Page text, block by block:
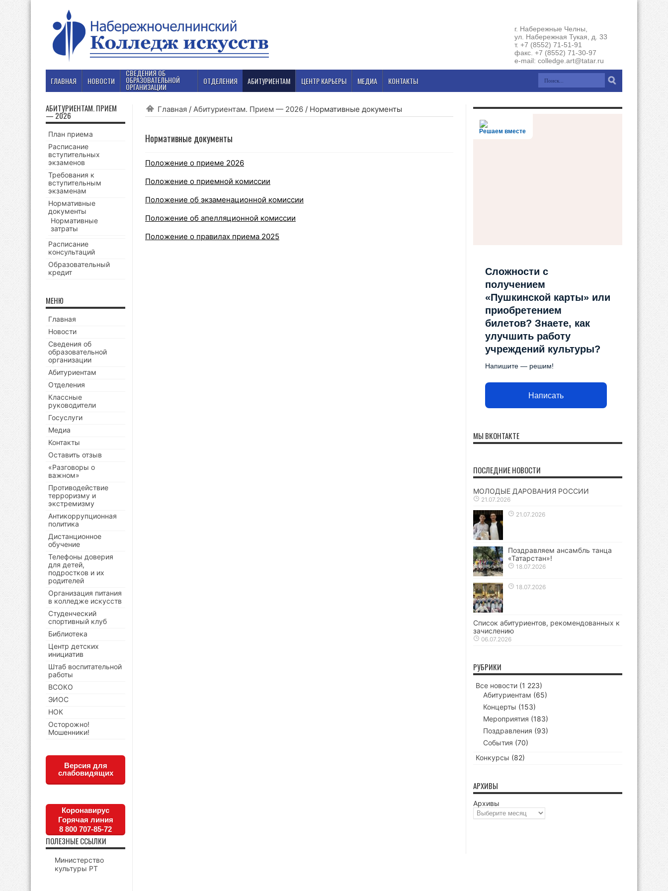
г. Набережные Челны,
ул. Набережная Тукая, д. 33
т. +7 (8552) 71-51-91
факс. +7 (8552) 71-30-97
e-mail: colledge.art@tatar.ru
ГЛАВНАЯ НОВОСТИ
СВЕДЕНИЯ ОБ
ОБРАЗОВАТЕЛЬНОЙ
ОРГАНИЗАЦИИ
ОТДЕЛЕНИЯ АБИТУРИЕНТАМ ЦЕНТР КАРЬЕРЫ МЕДИА КОНТАКТЫ
Главная / Абитуриентам. Прием — 2026 / Нормативные документы
Нормативные документы
Положение о приеме 2026
Положение о приемной комиссии
Положение об экзаменационной комиссии
Положение об апелляционной комиссии
Положение о правилах приема 2025
АБИТУРИЕНТАМ. ПРИЕМ
— 2026
План приема
Расписание
вступительных
экзаменов
Требования к
вступительным
экзаменам
Нормативные
документы
Нормативные
затраты
Расписание
консультаций
Образовательный
кредит
МЕНЮ
Главная
Новости
Сведения об
образовательной
организации
Абитуриентам
Отделения
Классные
руководители
Госуслуги
Медиа
Контакты
Оставить отзыв
«Разговоры о
важном»
Противодействие
терроризму и
экстремизму
Антикоррупционная
политика
Дистанционное
обучение
Телефоны доверия
для детей,
подростков и их
родителей
Организация питания
в колледже искусств
Студенческий
спортивный клуб
Библиотека
Центр детских
инициатив
Штаб воспитательной
работы
ВСОКО
ЭИОС
НОК
Осторожно!
Мошенники!
Версия для
слабовидящих
Коронавирус
Горячая линия
8 800 707-85-72
ПОЛЕЗНЫЕ ССЫЛКИ
Министерство
культуры РТ
Решаем вместе
Сложности с
получением
«Пушкинской карты» или
приобретением
билетов? Знаете, как
улучшить работу
учреждений культуры?
Напишите — решим!
Написать
МЫ ВКОНТАКТЕ
ПОСЛЕДНИЕ НОВОСТИ
МОЛОДЫЕ ДАРОВАНИЯ РОССИИ
21.07.2026
21.07.2026
Поздравляем ансамбль танца
«Татарстан»!
18.07.2026
18.07.2026
Список абитуриентов, рекомендованных к
зачислению
06.07.2026
РУБРИКИ
Все новости (1 223)
Абитуриентам (65)
Концерты (153)
Мероприятия (183)
Поздравления (93)
События (70)
Конкурсы (82)
АРХИВЫ
Архивы